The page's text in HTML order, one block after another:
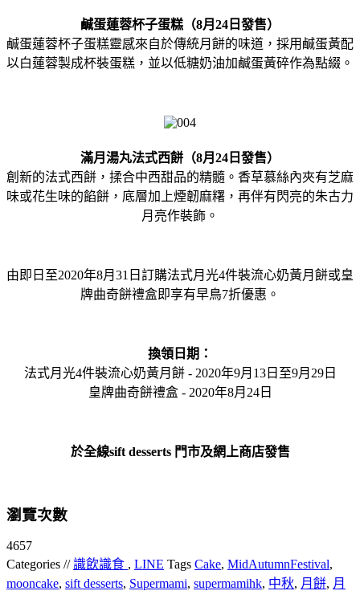
鹹蛋蓮蓉杯子蛋糕（8月24日發售）
鹹蛋蓮蓉杯子蛋糕靈感來自於傳統月餅的味道，採用鹹蛋黃配
以白蓮蓉製成杯裝蛋糕，並以低糖奶油加鹹蛋黃碎作為點綴。
滿月湯丸法式西餅（8月24日發售）
創新的法式西餅，揉合中西甜品的精髓。香草慕絲內夾有芝麻
味或花生味的餡餅，底層加上煙韌麻糬，再伴有閃亮的朱古力
月亮作裝飾。
由即日至2020年8月31日訂購法式月光4件裝流心奶黃月餅或皇
牌曲奇餅禮盒即享有早鳥7折優惠。
換領日期：
法式月光4件裝流心奶黃月餅 - 2020年9月13日至9月29日
皇牌曲奇餅禮盒 - 2020年8月24日
於全線sift desserts 門市及網上商店發售
瀏覽次數
4657
Categories //識飲識食 , LINE Tags Cake, MidAutumnFestival,
mooncake, sift desserts, Supermami, supermamihk, 中秋, 月餅, 月